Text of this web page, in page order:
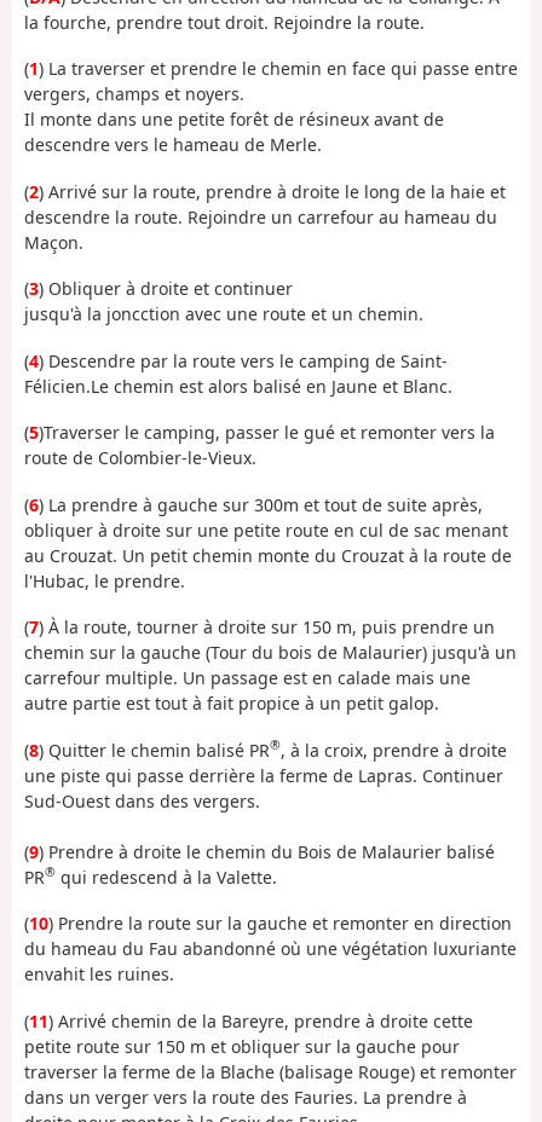
la fourche, prendre tout droit. Rejoindre la route.
(1) La traverser et prendre le chemin en face qui passe entre
vergers, champs et noyers.
Il monte dans une petite forêt de résineux avant de
descendre vers le hameau de Merle.
(2) Arrivé sur la route, prendre à droite le long de la haie et
descendre la route. Rejoindre un carrefour au hameau du
Maçon.
(3) Obliquer à droite et continuer
jusqu'à la joncction avec une route et un chemin.
(4) Descendre par la route vers le camping de Saint-
Félicien.Le chemin est alors balisé en Jaune et Blanc.
(5)Traverser le camping, passer le gué et remonter vers la
route de Colombier-le-Vieux.
(6) La prendre à gauche sur 300m et tout de suite après,
obliquer à droite sur une petite route en cul de sac menant
au Crouzat. Un petit chemin monte du Crouzat à la route de
l'Hubac, le prendre.
(7) À la route, tourner à droite sur 150 m, puis prendre un
chemin sur la gauche (Tour du bois de Malaurier) jusqu'à un
carrefour multiple. Un passage est en calade mais une
autre partie est tout à fait propice à un petit galop.
(8) Quitter le chemin balisé PR®, à la croix, prendre à droite
une piste qui passe derrière la ferme de Lapras. Continuer
Sud-Ouest dans des vergers.
(9) Prendre à droite le chemin du Bois de Malaurier balisé
PR® qui redescend à la Valette.
(10) Prendre la route sur la gauche et remonter en direction
du hameau du Fau abandonné où une végétation luxuriante
envahit les ruines.
(11) Arrivé chemin de la Bareyre, prendre à droite cette
petite route sur 150 m et obliquer sur la gauche pour
traverser la ferme de la Blache (balisage Rouge) et remonter
dans un verger vers la route des Fauries. La prendre à